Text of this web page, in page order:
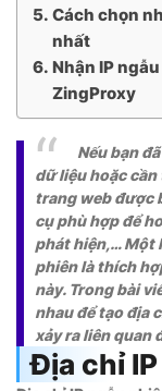
Cách chọn
nhất
Nhận IP
ZingProxy
Nếu bạn
dữ liệu hoặc
trang web được
cụ phù hợp để
phát hiện,… Một
phiên là thích
này. Trong bài
nhau để tạo địa
xảy ra liên quan
Địa chỉ